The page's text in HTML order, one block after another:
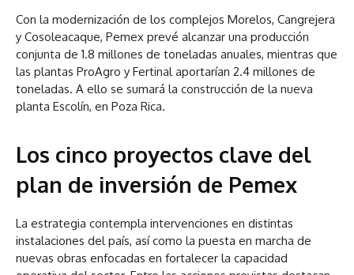
Con la modernización de los complejos Morelos, Cangrejera
y Cosoleacaque, Pemex prevé alcanzar una producción
conjunta de 1.8 millones de toneladas anuales, mientras que
las plantas ProAgro y Fertinal aportarían 2.4 millones de
toneladas. A ello se sumará la construcción de la nueva
planta Escolín, en Poza Rica.
Los cinco proyectos clave del
plan de inversión de Pemex
La estrategia contempla intervenciones en distintas
instalaciones del país, así como la puesta en marcha de
nuevas obras enfocadas en fortalecer la capacidad